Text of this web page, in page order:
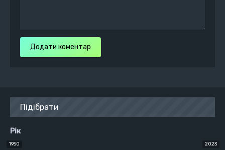
Додати коментар
Підібрати
Рік
1950 2023